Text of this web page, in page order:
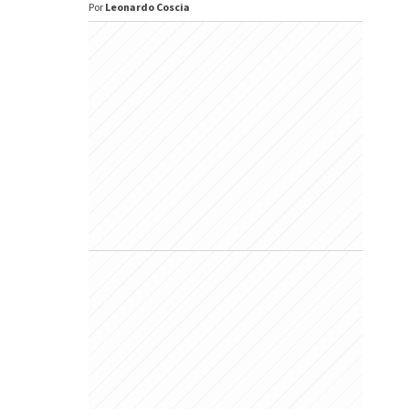
Por Leonardo Coscia